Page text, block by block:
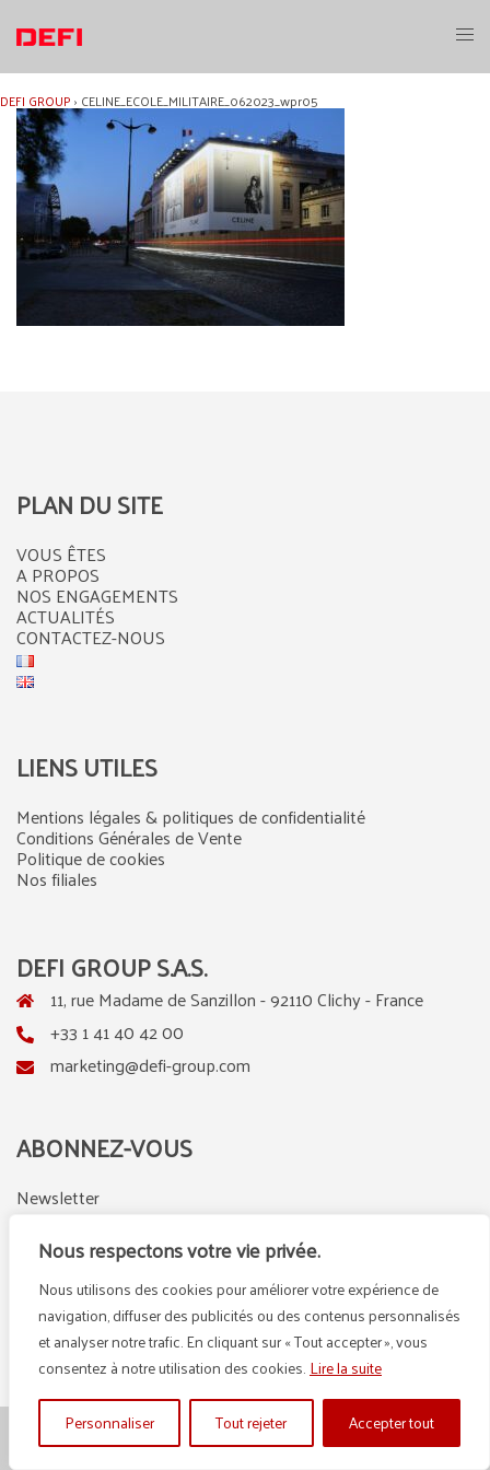
Nous respectons votre vie privée.
Nous utilisons des cookies pour améliorer votre expérience de
navigation, diffuser des publicités ou des contenus personnalisés
et analyser notre trafic. En cliquant sur « Tout accepter », vous
consentez à notre utilisation des cookies.Lire la suite
Personnaliser
Tout rejeter Accepter tout
contenu
DEFI GROUP› CELINE_ECOLE_MILITAIRE_062023_wpr05
PLAN DU SITE
VOUS ÊTES
A PROPOS
NOS ENGAGEMENTS
ACTUALITÉS
CONTACTEZ-NOUS
LIENS UTILES
Mentions légales & politiques de confidentialité
Conditions Générales de Vente
Politique de cookies
Nos filiales
DEFI GROUP S.A.S.
11, rue Madame de Sanzillon - 92110 Clichy - France
+33 1 41 40 42 00
marketing@defi-group.com
ABONNEZ-VOUS
Newsletter
LinkedIn
Instagram
© {2025} DEFI GROUP